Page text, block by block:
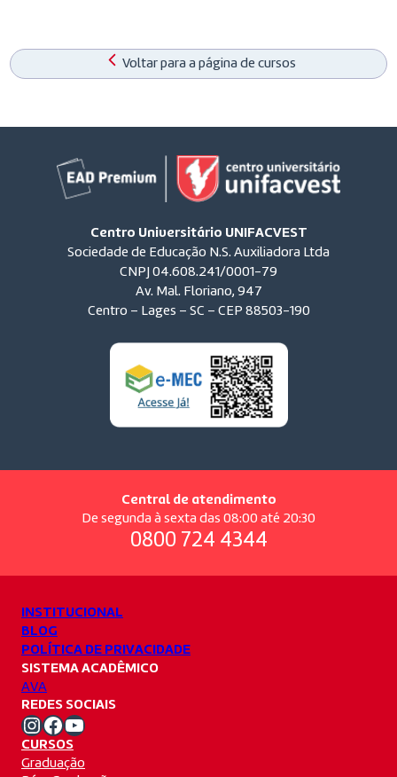
Voltar para a página de cursos
Centro Universitário UNIFACVEST
Sociedade de Educação N.S. Auxiliadora Ltda
CNPJ 04.608.241/0001-79
Av. Mal. Floriano, 947
Centro – Lages – SC – CEP 88503-190
Central de atendimento
De segunda à sexta das 08:00 até 20:30
0800 724 4344
INSTITUCIONAL
BLOG
POLÍTICA DE PRIVACIDADE
SISTEMA ACADÊMICO
AVA
REDES SOCIAIS
Instagram Unifacvest Facebook Unifacvest Youtube Unifacvest
CURSOS
Graduação